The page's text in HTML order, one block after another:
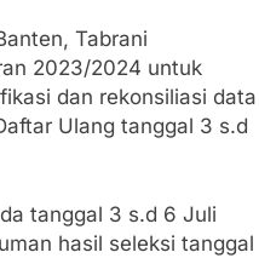
Tabrani
2023/2024 untuk
dan rekonsiliasi data
Ulang tanggal 3 s.d
tanggal 3 s.d 6 Juli
hasil seleksi tanggal